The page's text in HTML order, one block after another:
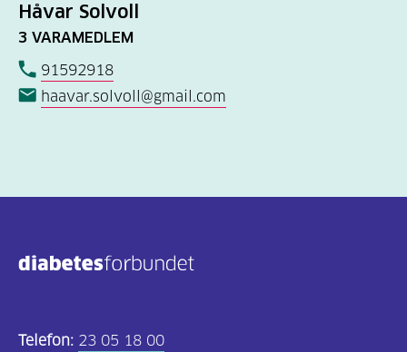
Håvar Solvoll
3 VARAMEDLEM
91592918
haavar.solvoll@gmail.com
Telefon: 23 05 18 00